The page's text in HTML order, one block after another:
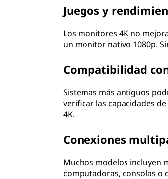
Juegos y
Los monitores 4K no
un monitor nativo 1080p.
Compatibilidad
Sistemas más antiguos
verificar las capacidades
4K.
Conexiones
Muchos modelos incluyen
computadoras, consolas o